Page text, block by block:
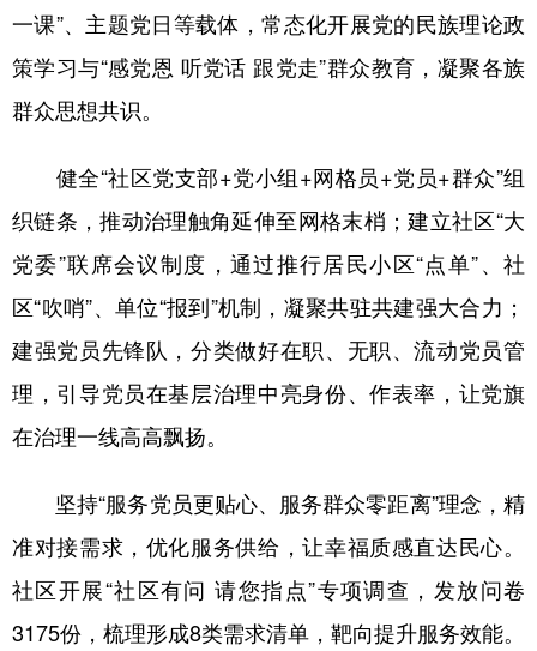
四川 贵州 云南 西藏
陕西
多语种频道
English Español Français عربى
Русский язык 日本語 한국어
Deutsch Português
一课”、主题党日等载体，常态化开展党的民族理论政
策学习与“感党恩 听党话 跟党走”群众教育，凝聚各族
群众思想共识。
健全“社区党支部+党小组+网格员+党员+群众”组
织链条，推动治理触角延伸至网格末梢；建立社区“大
党委”联席会议制度，通过推行居民小区“点单”、社
区“吹哨”、单位“报到”机制，凝聚共驻共建强大合力；
建强党员先锋队，分类做好在职、无职、流动党员管
理，引导党员在基层治理中亮身份、作表率，让党旗
在治理一线高高飘扬。
坚持“服务党员更贴心、服务群众零距离”理念，精
准对接需求，优化服务供给，让幸福质感直达民心。
社区开展“社区有问 请您指点”专项调查，发放问卷
3175份，梳理形成8类需求清单，靶向提升服务效能。